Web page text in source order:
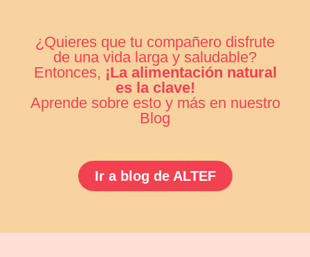
¿Quieres que tu compañero disfrute
de una vida larga y saludable?
Entonces, ¡La alimentación natural
es la clave!
Aprende sobre esto y más en nuestro
Blog
Ir a blog de ALTEF